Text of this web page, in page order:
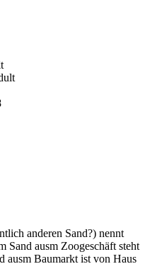
anderen Sand?) nennt
Sand ausm Zoogeschäft steht
ausm Baumarkt ist von Haus